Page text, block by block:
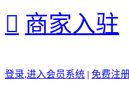
 商家入驻
登录,进入会员系统 | 免费注